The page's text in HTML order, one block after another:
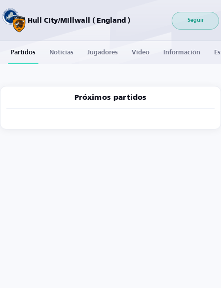
Hull City/Millwall ( England ) Seguir
Partidos Noticias Jugadores Vídeo Información
Próximos partidos